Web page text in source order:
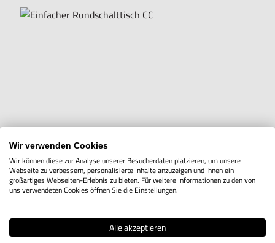
Wir verwenden Cookies
Wir können diese zur Analyse unserer Besucherdaten platzieren, um unsere
Webseite zu verbessern, personalisierte Inhalte anzuzeigen und Ihnen ein
großartiges Webseiten-Erlebnis zu bieten. Für weitere Informationen zu den von
uns verwendeten Cookies öffnen Sie die Einstellungen.
Alle akzeptieren